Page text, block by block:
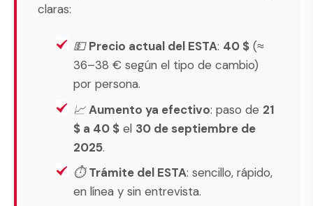
claras:
💵Precio actual del ESTA: 40 $ (≈
36–38 € según el tipo de cambio)
por persona.
📈Aumento ya efectivo: paso de 21
$ a 40 $ el 30 de septiembre de
2025.
⏱️Trámite del ESTA: sencillo, rápido,
en línea y sin entrevista.